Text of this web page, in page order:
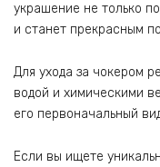
украшение не только
и станет прекрасным
Для ухода за чокером
водой и химическими
его первоначальный
Если вы ищете